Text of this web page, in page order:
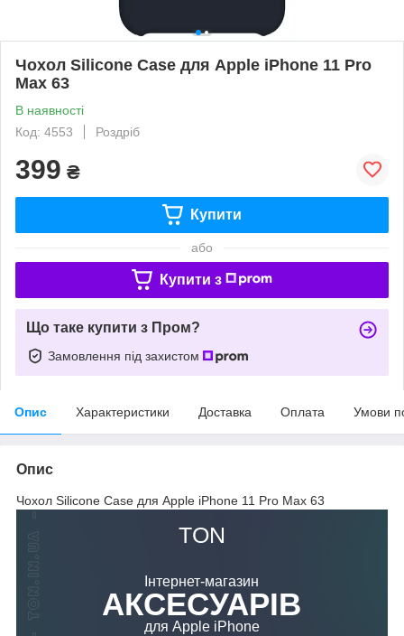
Чохол Silicone Case для Apple iPhone 11 Pro
Max 63
В наявності
Код: 4553
Роздріб
399 ₴
Купити
або
Купити з
Що таке купити з Пром?
Замовлення під захистом
Опис Характеристики Доставка Оплата Умови
Опис
Чохол Silicone Case для Apple iPhone 11 Pro Max 63
TON
Інтернет-магазин
АКСЕСУАРІВ
для Apple iPhone